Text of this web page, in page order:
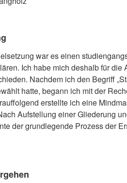
war es einen
Ich habe mich deshalb für die
Nachdem ich den Begriff
hatte, begann ich mit der
erstellte ich eine
Aufstellung einer Gliederung
der grundlegende Prozess der